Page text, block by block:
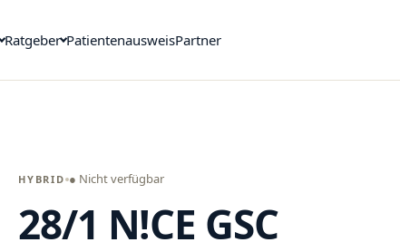
Ratgeber PatientenausweisPartner
HYBRID ● Nicht verfügbar
28/1 N!CE GSC